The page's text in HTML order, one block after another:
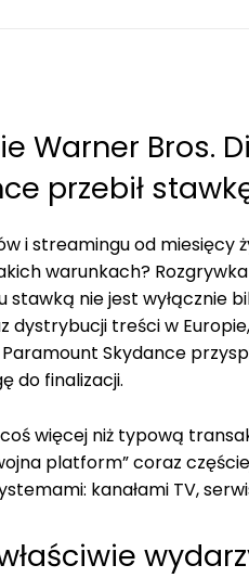
Warner Bros.
przebił
i streamingu od miesięcy
warunkach?
stawką nie jest wyłącznie
dystrybucji treści w
Paramount Skydance
do finalizacji.
więcej niż typową
platform” coraz
kanałami TV,